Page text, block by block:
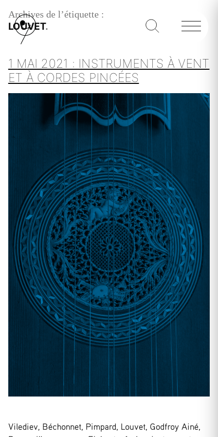
Archives de l’étiquette :
LOUVET
1 MAI 2021 : INSTRUMENTS À VENT
ET À CORDES PINCÉES
Vilediev, Béchonnet, Pimpard, Louvet, Godfroy Ainé,